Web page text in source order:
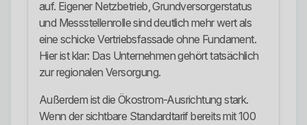
auf. Eigener Netzbetrieb, Grundversorgerstatus
und Messstellenrolle sind deutlich mehr wert als
eine schicke Vertriebsfassade ohne Fundament.
Hier ist klar: Das Unternehmen gehört tatsächlich
zur regionalen Versorgung.
Außerdem ist die Ökostrom-Ausrichtung stark.
Wenn der sichtbare Standardtarif bereits mit 100